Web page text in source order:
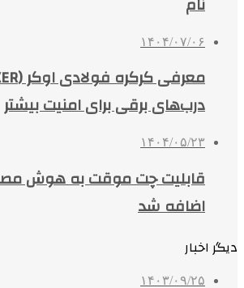
۱۴۰۴/۰۷/۰۶
درب‌های برقی برای امنیت بیشتر
۱۴۰۴/۰۵/۲۳
قابلیت چت موقت به هوش
اضافه شد
دیگر اخبار
۱۴۰۳/۰۹/۲۵